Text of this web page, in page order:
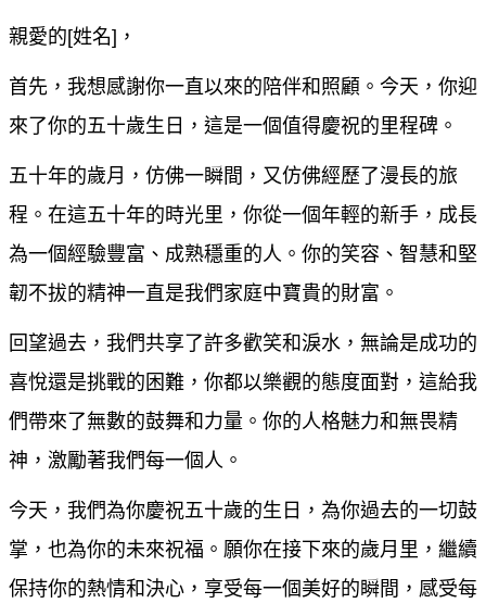
親愛的[姓名]，
首先，我想感謝你一直以來的陪伴和照顧。今天，你迎
來了你的五十歲生日，這是一個值得慶祝的里程碑。
五十年的歲月，仿佛一瞬間，又仿佛經歷了漫長的旅
程。在這五十年的時光里，你從一個年輕的新手，成長
為一個經驗豐富、成熟穩重的人。你的笑容、智慧和堅
韌不拔的精神一直是我們家庭中寶貴的財富。
回望過去，我們共享了許多歡笑和淚水，無論是成功的
喜悅還是挑戰的困難，你都以樂觀的態度面對，這給我
們帶來了無數的鼓舞和力量。你的人格魅力和無畏精
神，激勵著我們每一個人。
今天，我們為你慶祝五十歲的生日，為你過去的一切鼓
掌，也為你的未來祝福。願你在接下來的歲月里，繼續
保持你的熱情和決心，享受每一個美好的瞬間，感受每